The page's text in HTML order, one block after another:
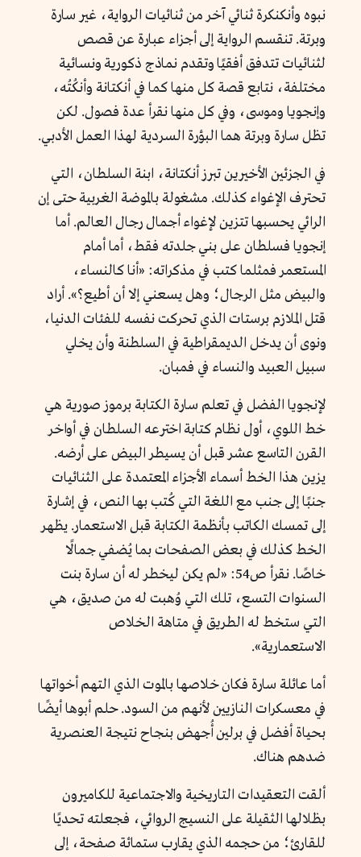
نبوه وأنكنكرة ثنائي آخر من ثنائيات الرواية، غير سارة
وبرتة. تنقسم الرواية إلى أجزاء عبارة عن قصص
لثنائيات تتدفق أفقيًا وتقدم نماذج ذكورية ونسائية
مختلفة، نتابع قصة كل منها كما في أنكتانة وأنكُتُه،
وإنجويا وموسى، وفي كل منها نقرأ عدة فصول. لكن
تظل سارة وبرتة هما البؤرة السردية لهذا العمل الأدبي.
في الجزئين الأخيرين تبرز أنكتانة، ابنة السلطان، التي
تحترف الإغواء كذلك. مشغولة بالموضة الغربية حتى إن
الرائي يحسبها تتزين لإغواء أجمال رجال العالم. أما
إنجويا فسلطان على بني جلدته فقط، أما أمام
المستعمر فمثلما كتب في مذكراته: «أنا كالنساء،
والبيض مثل الرجال؛ وهل يسعني إلا أن أطيع؟». أراد
قتل الملازم برستات الذي تحركت نفسه للفئات الدنيا،
ونوى أن يدخل الديمقراطية في السلطنة وأن يخلي
سبيل العبيد والنساء في فمبان.
لإنجويا الفضل في تعلم سارة الكتابة برموز صورية هي
خط اللوي، أول نظام كتابة اخترعه السلطان في أواخر
القرن التاسع عشر قبل أن يسيطر البيض على أرضه.
يزين هذا الخط أسماء الأجزاء المعتمدة على الثنائيات
جنبًا إلى جنب مع اللغة التي كُتب بها النص، في إشارة
إلى تمسك الكاتب بأنظمة الكتابة قبل الاستعمار. يظهر
الخط كذلك في بعض الصفحات بما يُضفي جمالًا
خاصًا. نقرأ ص54: «لم يكن ليخطر له أن سارة بنت
السنوات التسع، تلك التي وُهبت له من صديق، هي
التي ستخط له الطريق في متاهة الخلاص
الاستعمارية».
أما عائلة سارة فكان خلاصها بالموت الذي التهم أخواتها
في معسكرات النازيين لأنهم من السود. حلم أبوها أيضًا
بحياة أفضل في برلين أُجهض بنجاح نتيجة العنصرية
ضدهم هناك.
ألقت التعقيدات التاريخية والاجتماعية للكاميرون
بظلالها الثقيلة على النسيج الروائي، فجعلته تحديًا
للقارئ؛ من حجمه الذي يقارب ستمائة صفحة، إلى